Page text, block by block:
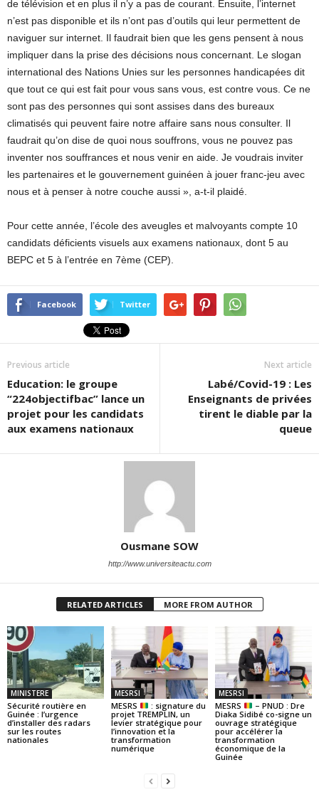
de télévision et en plus il n’y a pas de courant. Ensuite, l’internet
n’est pas disponible et ils n’ont pas d’outils qui leur permettent de
naviguer sur internet. Il faudrait bien que les gens pensent à nous
impliquer dans la prise des décisions nous concernant. Le slogan
international des Nations Unies sur les personnes handicapées dit
que tout ce qui est fait pour vous sans vous, est contre vous. Ce ne
sont pas des personnes qui sont assises dans des bureaux
climatisés qui peuvent faire notre affaire sans nous consulter. Il
faudrait qu’on dise de quoi nous souffrons, vous ne pouvez pas
inventer nos souffrances et nous venir en aide. Je voudrais inviter
les partenaires et le gouvernement guinéen à jouer franc-jeu avec
nous et à penser à notre couche aussi », a-t-il plaidé.
Pour cette année, l’école des aveugles et malvoyants compte 10
candidats déficients visuels aux examens nationaux, dont 5 au
BEPC et 5 à l’entrée en 7ème (CEP).
Facebook Twitter
Previous article
Education: le groupe
“224objectifbac” lance un
projet pour les candidats
aux examens nationaux
Next article
Labé/Covid-19 : Les
Enseignants de privées
tirent le diable par la
queue
Ousmane SOW
http://www.universiteactu.com
RELATED ARTICLES MORE FROM AUTHOR
MINISTERE
Sécurité routière en
Guinée : l’urgence
d’installer des radars
sur les routes
nationales
MESRSI
MESRS
: signature du
projet TREMPLIN, un
levier stratégique pour
l’innovation et la
transformation
numérique
MESRSI
MESRS
– PNUD : Dre
Diaka Sidibé co-signe un
ouvrage stratégique
pour accélérer la
transformation
économique de la
Guinée